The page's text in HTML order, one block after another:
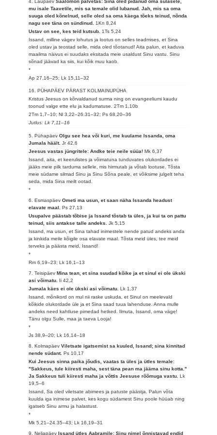
4. LaupäevSaalomon palvetas: Sina oled pidanud oma sulasele,
mu isale Taavetile, mis sa temale olid lubanud. Jah, mis sa oma
suuga oled kõnelnud, selle oled sa oma käega tõeks teinud, nõnda
nagu see täna on sündinud. 1Kn 8,24
Ustav on see, kes teid kutsub. 1Ts 5,24
Issand, milline vägev lohutus ja lootus on selles teadmises, et Sina
oled ustav ja teostad selle, mida oled tõotanud! Aita palun, et kaduva
maailma näivus ei suudaks eksitada meie usaldust Sinu vastu. Sinu
sõnad jäävad ka siis, kui kõik muu kaob.
*
Ap 27,16–25; Lk 15,11–32
16. PÜHAPÄEV PÄRAST KOLMAINUPÜHA
Kristus Jeesus on kõrvaldanud surma ning on evangeeliumi kaudu
toonud valge ette elu ja kadumatuse.2Tm 1,10b
2Tm 1,7–10; Nl 3,22–26.31–32; Ps 68,20–36
Jutlus: Lk 7,11–16
5. PühapäevOlgu see hea või kuri, me kuulame Issanda, oma
Jumala häält.Jr 42,6
Jeesus vastas jüngritele: Andke teie neile süüa!Mk 6,37
Issand, aita, et keerulistes ja võimatuna tunduvates olukordades ei
jääks meie pilk tarduma sellele, mis hirmutab ja võtab lootuse. Tõsta
meie südame silmad Sinu ja Sinu Sõna peale, et võiksime julgelt teha
seda, mida Sina meilt ootad.
*
6. EsmaspäevOmeti ma usun, et saan näha Issanda headust
elavate maal.Ps 27,13
Usupalve päästab tõbise ja Issand tõstab ta üles, ja kui ta on pattu
teinud, siis antakse talle andeks.Jk 5,15
Issand, ma usun, et Sina tahad inimestele nende patud andeks anda
ja kinkida meile kõigile osa elavate maal. Tõsta meid üles, tee meid
terveks ja päästa meid, Issand!
*
Rm 6,19–23; Lk 16,1–13
7. TeisipäevMina tean, et sina suudad kõike ja et sinul ei ole ükski
asi võimatu. Ii 42,2
Jumala käes ei ole ükski asi võimatu.Lk 1,37
Issand, mõnikord on mul nii raske uskuda, et Sinul on meelevald
kõikide olukordade üle ja et Sina saad tuua lahenduse. Anna mulle
andeks need kahtluse pimedad hetked. Ilmuta, Issand, oma väge!
Tänu olgu Sulle, maa ja taeva Looja!
*
Js 38,9–20; Lk 16,14–18
8. KolmapäevViletsate igatsemist sa kuuled, Issand; sina kinnitad
nende südant.Ps 10,17
Kui Jeesus sinna paika jõudis, vaatas ta üles ja ütles temale:
"Sakkeus, tule kiiresti maha, sest täna pean ma jääma sinu kotta."
Ja Sakkeus tuli kiiresti maha ja võttis Jeesuse rõõmuga vastu.Lk
19,5–6
Issand, Sa oled viletsate abimees ja patuste päästja. Palun võta
kuulda iga inimese palvet, kes kogu südamest Sinu poole hüüab ning
igatseb Sinu armu ja halastust.
*
Mk 5,21–24.35–43; Lk 16,19–31
9. NeljapäevIssand ütles Aabramile: Sinu nimel õnnistavad endid